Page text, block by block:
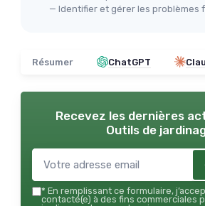
— Identifier et gérer les problèmes
Résumer ChatGPT
Recevez les dernières
Outils de
* En remplissant ce formulaire,
contacté(e) à des fins commerciales